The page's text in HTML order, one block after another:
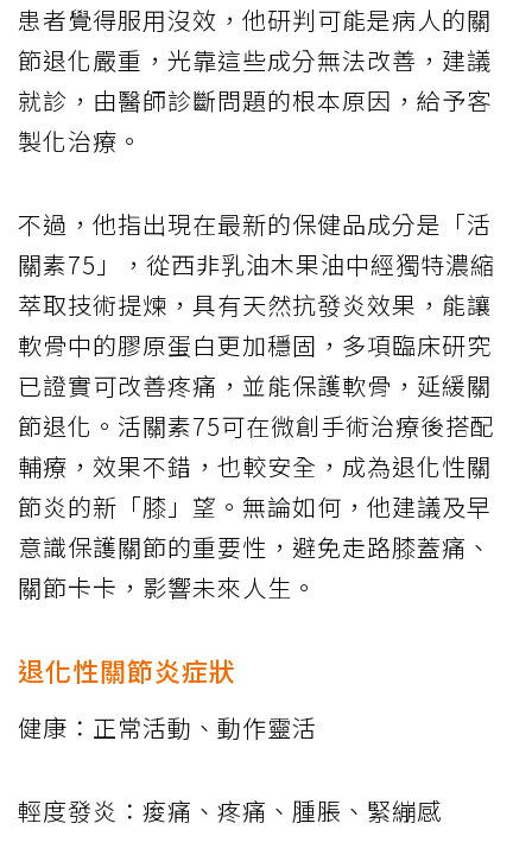
患者覺得服用沒效，他研判可能是病人的關
節退化嚴重，光靠這些成分無法改善，建議
就診，由醫師診斷問題的根本原因，給予客
製化治療。
不過，他指出現在最新的保健品成分是「活
關素75」，從西非乳油木果油中經獨特濃縮
萃取技術提煉，具有天然抗發炎效果，能讓
軟骨中的膠原蛋白更加穩固，多項臨床研究
已證實可改善疼痛，並能保護軟骨，延緩關
節退化。活關素75可在微創手術治療後搭配
輔療，效果不錯，也較安全，成為退化性關
節炎的新「膝」望。無論如何，他建議及早
意識保護關節的重要性，避免走路膝蓋痛、
關節卡卡，影響未來人生。
退化性關節炎症狀
健康：正常活動、動作靈活
輕度發炎：痠痛、疼痛、腫脹、緊繃感